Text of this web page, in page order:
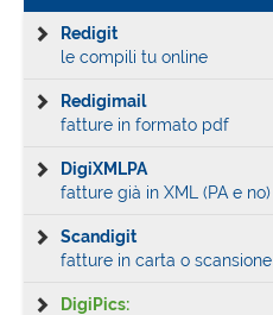
Redigit
le compili tu online
Redigimail
fatture in formato pdf
DigiXMLPA
fatture già in XML (PA e no)
Scandigit
fatture in carta o scansione
DigiPics: